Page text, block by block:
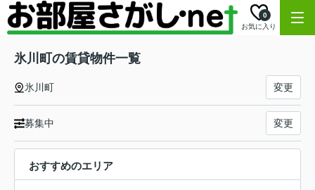
お気に入り
0
氷川町の賃貸物件一覧
氷川町 変更
募集中 変更
おすすめのエリア